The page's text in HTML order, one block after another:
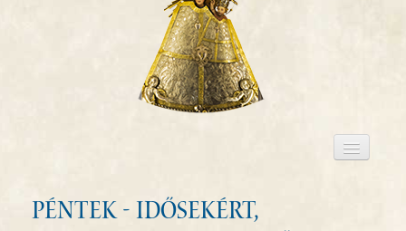
PÉNTEK - Idősekért,